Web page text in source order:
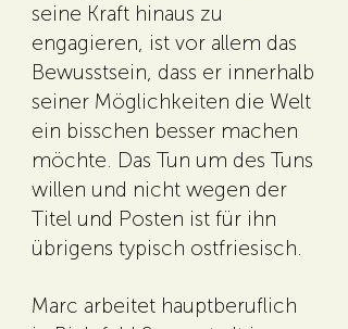
seine Kraft hinaus zu
engagieren, ist vor allem das
Bewusstsein, dass er innerhalb
seiner Möglichkeiten die Welt
ein bisschen besser machen
möchte. Das Tun um des Tuns
willen und nicht wegen der
Titel und Posten ist für ihn
übrigens typisch ostfriesisch.
Marc arbeitet hauptberuflich